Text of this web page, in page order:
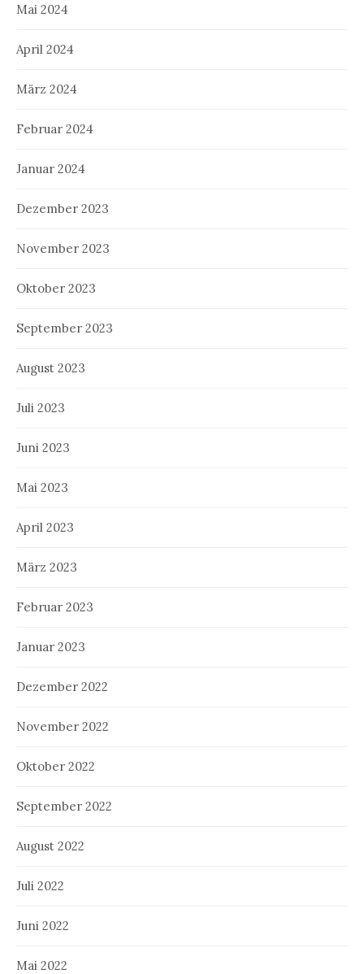
Mai 2024
April 2024
März 2024
Februar 2024
Januar 2024
Dezember 2023
November 2023
Oktober 2023
September 2023
August 2023
Juli 2023
Juni 2023
Mai 2023
April 2023
März 2023
Februar 2023
Januar 2023
Dezember 2022
November 2022
Oktober 2022
September 2022
August 2022
Juli 2022
Juni 2022
Mai 2022